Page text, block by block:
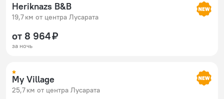
Heriknazs B&B
19,7 км от центра Лусарата
от 8 964 ₽
за ночь
My Village
25,7 км от центра Лусарата